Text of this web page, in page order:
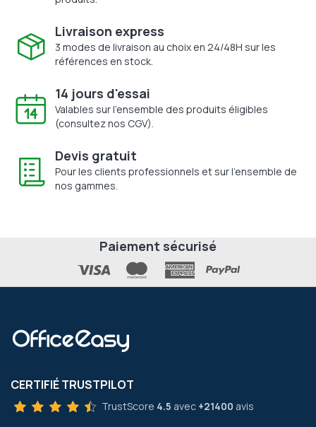
Livraison express
3 modes de livraison au choix en 24/48H sur les
références en stock.
14 jours d'essai
Valables sur l'ensemble des produits éligibles
(consultez nos CGV).
Devis gratuit
Pour les clients professionnels et sur l'ensemble de
nos gammes.
Paiement sécurisé
CERTIFIÉ TRUSTPILOT
TrustScore 4.5 avec +21400 avis